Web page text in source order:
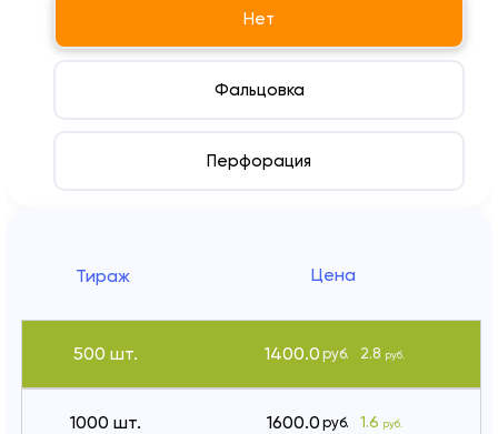
Нет
Фальцовка
Перфорация
Тираж Цена
500 шт. 1400.0 руб. 2.8 руб.
1000 шт. 1600.0 руб. 1.6 руб.